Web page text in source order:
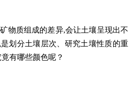
物质组成的差异,会让土壤呈现出不
划分土壤层次、研究土壤性质的重
有哪些颜色呢？